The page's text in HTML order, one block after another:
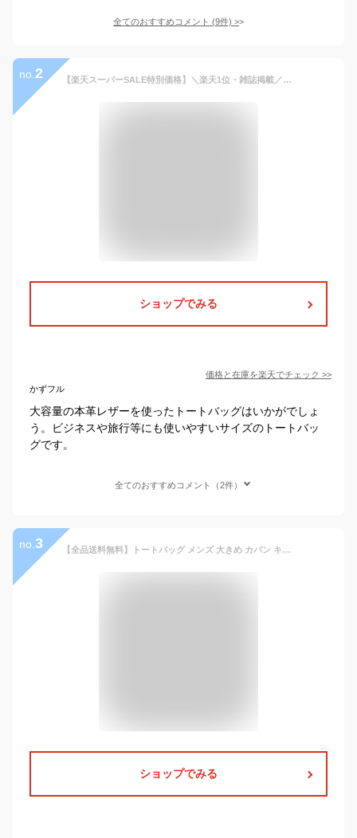
全てのおすすめコメント (9件) >
no. 2 【楽天スーパーSALE特別価格】＼楽天1位・雑誌掲載／【PCも書類も余裕で入る！使うほどに頼れるトート】 本革 トートバッグ メンズ A4対応 14インチPC収納 大容量 自立 ファスナー付き マチ広 大きめ カウレザー 高見え 仕事 出張 ビジネスバッグ 通勤バッグ シンプル 旅行
ショップでみる
価格と在庫を楽天でチェック >>
かずフル
大容量の本革レザーを使ったトートバッグはいかがでしょ
う。ビジネスや旅行等にも使いやすいサイズのトートバッ
グです。
全てのおすすめコメント（2件）
no. 3 【全品送料無料】トートバッグ メンズ 大きめ カバン キャンバス A4 2way レディース ファスナー付き 布 ショルダー 通学 マザーズバッグ バッグ デニム 無地
ショップでみる